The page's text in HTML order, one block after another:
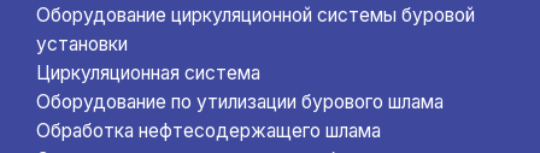
Оборудование циркуляционной системы буровой
установки
Циркуляционная система
Оборудование по утилизации бурового шлама
Обработка нефтесодержащего шлама